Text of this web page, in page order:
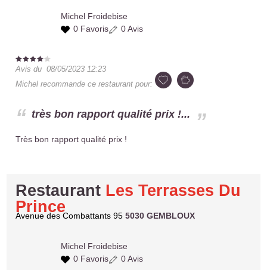
Michel Froidebise
0 Favoris
0 Avis
Avis du08/05/2023 12:23
Michel recommande ce restaurant pour:
très bon rapport qualité prix !...
Très bon rapport qualité prix !
Restaurant Les Terrasses Du
Prince
Avenue des Combattants 955030 GEMBLOUX
Michel Froidebise
0 Favoris
0 Avis